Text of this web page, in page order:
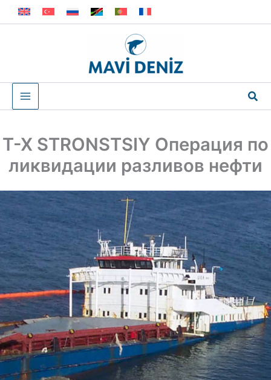
Перейти
к
Т-Х STRONSTSIY Операция по
ликвидации разливов нефти